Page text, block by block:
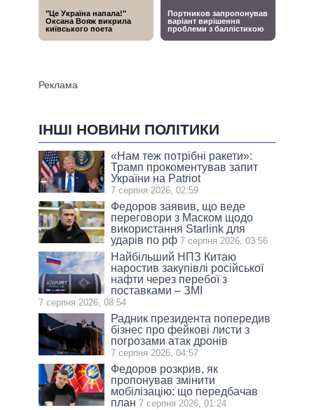
ІНШІ НОВИНИ ПОЛІТИКИ
«Нам теж потрібні ракети»:
Трамп прокоментував запит
України на Patriot
7 серпня 2026, 02:59
Федоров заявив, що веде
переговори з Маском щодо
використання Starlink для
ударів по рф 7 серпня 2026, 03:56
Найбільший НПЗ Китаю
наростив закупівлі російської
нафти через перебої з
поставками – ЗМІ
7 серпня 2026, 08:54
Радник президента попередив
бізнес про фейкові листи з
погрозами атак дронів
7 серпня 2026, 04:57
Федоров розкрив, як
пропонував змінити
мобілізацію: що передбачав
план 7 серпня 2026, 01:24